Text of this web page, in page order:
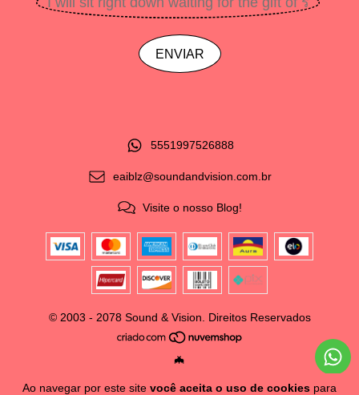
Ao navegar por este site você aceita o uso de cookies para
5551997526888
eaiblz@soundandvision.com.br
Visite o nosso Blog!
© 2003 - 2078 Sound & Vision. Direitos Reservados
🦇